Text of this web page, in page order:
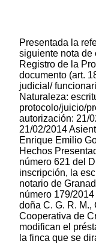
Presentada la
siguiente nota de
Registro de la
documento (art.
judicial/
Naturaleza:
protocolo/juicio/
autorización: 21/
21/02/2014
Enrique Emilio
Hechos
número 621 del
inscripción, la
notario de
número 179/
doña C. G. R.
Cooperativa de
modifican el
la finca que se